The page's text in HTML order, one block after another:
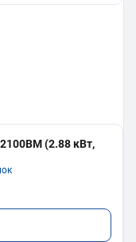
(2.88 кВт,